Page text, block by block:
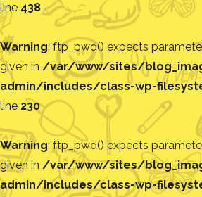
line 438
Warning: ftp_pwd() expects
given in /var/www/sites/
admin/includes/class-wp-
line 230
Warning: ftp_pwd() expects
given in /var/www/sites/
admin/includes/class-wp-